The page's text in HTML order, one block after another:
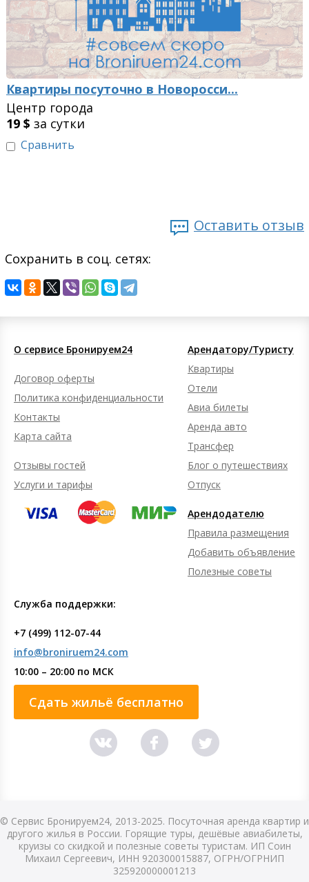
Квартиры посуточно в Новоросси...
Центр города
19 $ за сутки
Сравнить
Оставить отзыв
Сохранить в соц. сетях:
О сервисе Бронируем24
Договор оферты
Политика конфиденциальности
Контакты
Карта сайта
Отзывы гостей
Услуги и тарифы
Арендатору/Туристу
Квартиры
Отели
Авиа билеты
Аренда авто
Трансфер
Блог о путешествиях
Отпуск
Арендодателю
Правила размещения
Добавить объявление
Полезные советы
Служба поддержки:
+7 (499) 112-07-44
info@broniruem24.com
10:00 – 20:00 по МСК
Сдать жильё бесплатно
© Сервис Бронируем24, 2013-2025. Посуточная аренда квартир и
другого жилья в России. Горящие туры, дешёвые авиабилеты,
круизы со скидкой и полезные советы туристам. ИП Соин
Михаил Сергеевич, ИНН 920300015887, ОГРН/ОГРНИП
325920000001213